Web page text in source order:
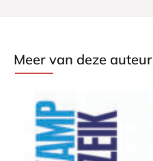
Meer van deze auteur